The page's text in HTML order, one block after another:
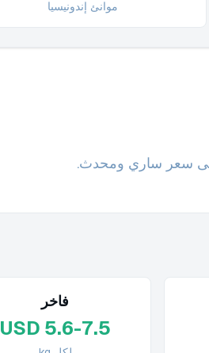
موانئ إندونيسيا
على سعر ساري ومحدث.
فاخر
USD 5.6-7.5